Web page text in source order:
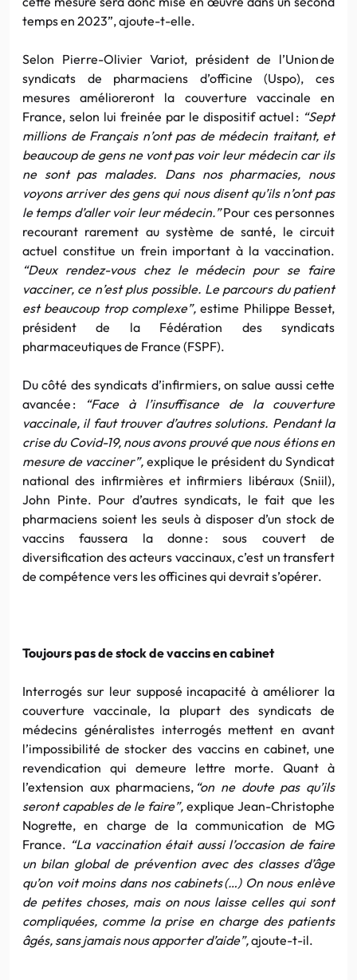
temps en 2023”, ajoute-t-elle.
Selon Pierre-Olivier Variot, président de l’Union de
syndicats de pharmaciens d’officine (Uspo), ces
mesures amélioreront la couverture vaccinale en
France, selon lui freinée par le dispositif actuel : “Sept
millions de Français n’ont pas de médecin traitant, et
beaucoup de gens ne vont pas voir leur médecin car ils
ne sont pas malades. Dans nos pharmacies, nous
voyons arriver des gens qui nous disent qu’ils n’ont pas
le temps d’aller voir leur médecin.”Pour ces personnes
recourant rarement au système de santé, le circuit
actuel constitue un frein important à la vaccination.
“Deux rendez-vous chez le médecin pour se faire
vacciner, ce n’est plus possible. Le parcours du patient
est beaucoup trop complexe”, estime Philippe Besset,
président de la Fédération des syndicats
pharmaceutiques de France (FSPF).
Du côté des syndicats d’infirmiers, on salue aussi cette
avancée :
“Face à l’insuffisance de la couverture
vaccinale, il faut trouver d’autres solutions. Pendant la
crise du Covid-19, nous avons prouvé que nous étions en
mesure de vacciner”, explique le président du Syndicat
national des infirmières et infirmiers libéraux (Sniil),
John Pinte. Pour d’autres syndicats, le fait que les
pharmaciens soient les seuls à disposer d’un stock de
vaccins faussera la donne : sous couvert de
diversification des acteurs vaccinaux, c’est un transfert
de compétence vers les officines qui devrait s’opérer.
Toujours pas de stock de vaccins en cabinet
Interrogés sur leur supposé incapacité à améliorer la
couverture vaccinale, la plupart des syndicats de
médecins généralistes interrogés mettent en avant
l’impossibilité de stocker des vaccins en cabinet, une
revendication qui demeure lettre morte. Quant à
l’extension aux pharmaciens, “on ne doute pas qu’ils
seront capables de le faire”, explique Jean-Christophe
Nogrette, en charge de la communication de MG
France. “La vaccination était aussi l’occasion de faire
un bilan global de prévention avec des classes d’âge
qu’on voit moins dans nos cabinets (…) On nous enlève
de petites choses, mais on nous laisse celles qui sont
compliquées, comme la prise en charge des patients
âgés, sans jamais nous apporter d’aide”,ajoute-t-il.